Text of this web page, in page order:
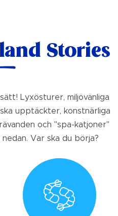
Stories
Lyxösturer, miljövänliga
upptäckter, konstnärliga
och "spa-katjoner"
Var ska du börja?